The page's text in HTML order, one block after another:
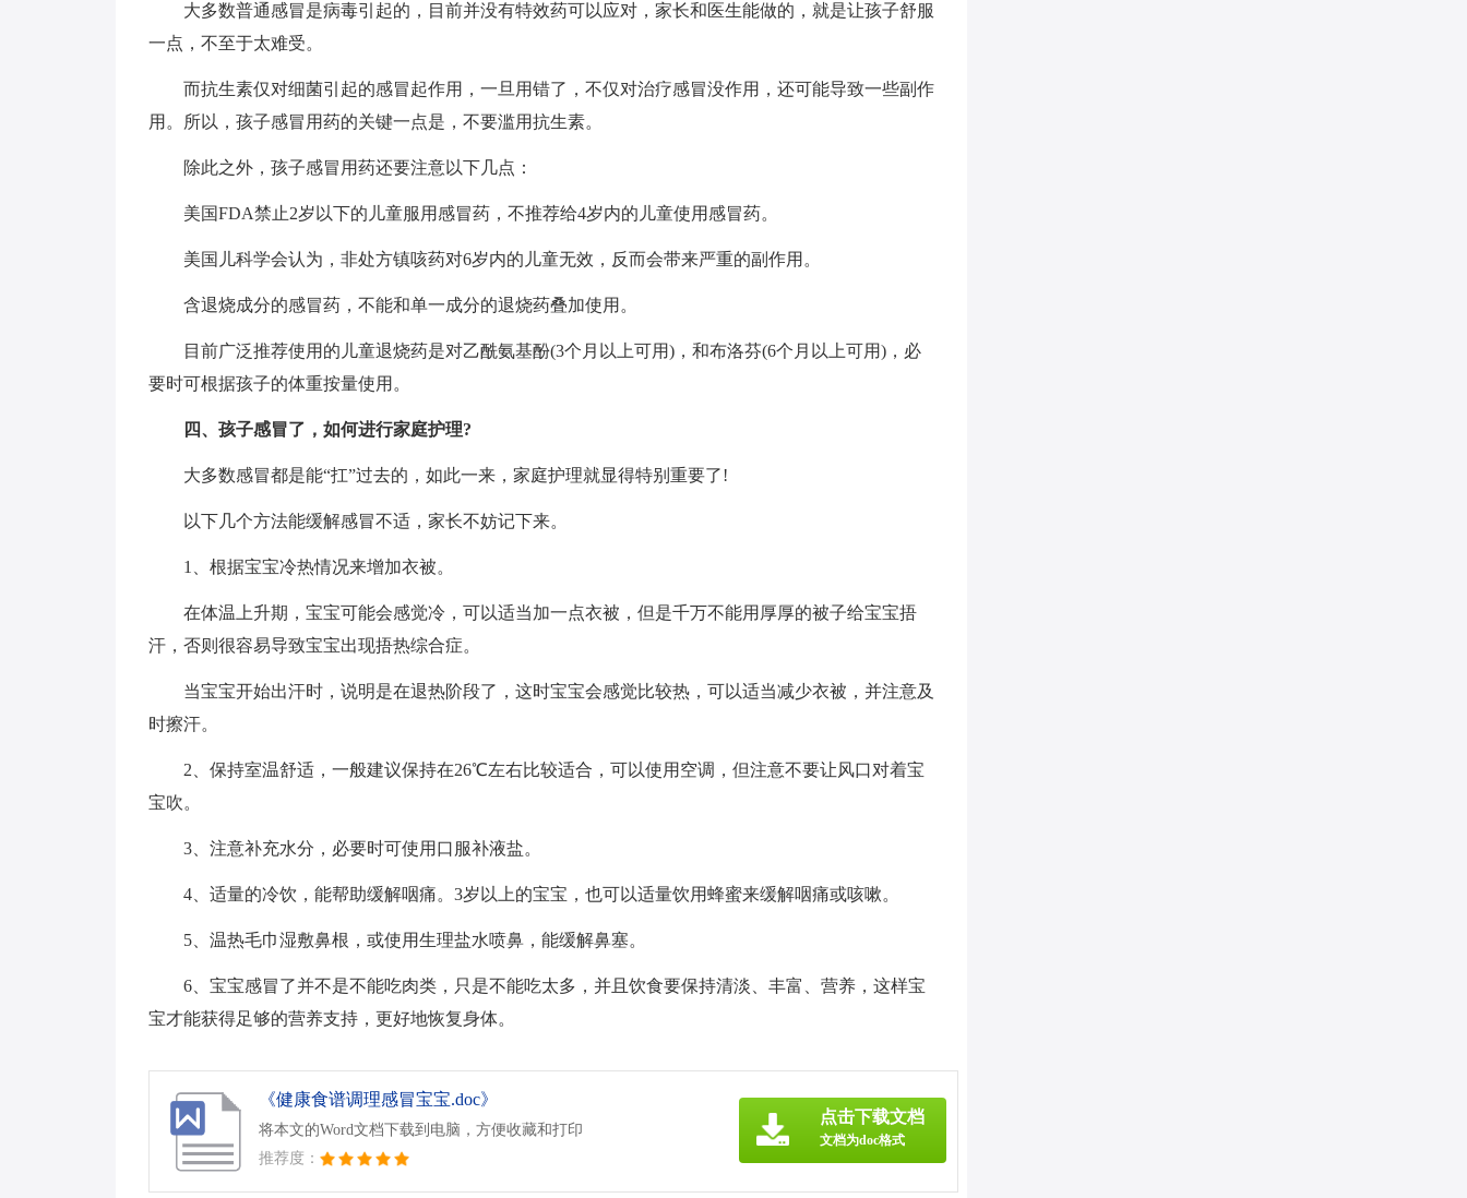
大多数普通感冒是病毒引起的，目前并没有特效药可以应对，家长和医生能做的，就是让孩子舒服
一点，不至于太难受。
而抗生素仅对细菌引起的感冒起作用，一旦用错了，不仅对治疗感冒没作用，还可能导致一些副作
用。所以，孩子感冒用药的关键一点是，不要滥用抗生素。
除此之外，孩子感冒用药还要注意以下几点：
美国FDA禁止2岁以下的儿童服用感冒药，不推荐给4岁内的儿童使用感冒药。
美国儿科学会认为，非处方镇咳药对6岁内的儿童无效，反而会带来严重的副作用。
含退烧成分的感冒药，不能和单一成分的退烧药叠加使用。
目前广泛推荐使用的儿童退烧药是对乙酰氨基酚(3个月以上可用)，和布洛芬(6个月以上可用)，必
要时可根据孩子的体重按量使用。
四、孩子感冒了，如何进行家庭护理?
大多数感冒都是能“扛”过去的，如此一来，家庭护理就显得特别重要了!
以下几个方法能缓解感冒不适，家长不妨记下来。
1、根据宝宝冷热情况来增加衣被。
在体温上升期，宝宝可能会感觉冷，可以适当加一点衣被，但是千万不能用厚厚的被子给宝宝捂
汗，否则很容易导致宝宝出现捂热综合症。
当宝宝开始出汗时，说明是在退热阶段了，这时宝宝会感觉比较热，可以适当减少衣被，并注意及
时擦汗。
2、保持室温舒适，一般建议保持在26℃左右比较适合，可以使用空调，但注意不要让风口对着宝
宝吹。
3、注意补充水分，必要时可使用口服补液盐。
4、适量的冷饮，能帮助缓解咽痛。3岁以上的宝宝，也可以适量饮用蜂蜜来缓解咽痛或咳嗽。
5、温热毛巾湿敷鼻根，或使用生理盐水喷鼻，能缓解鼻塞。
6、宝宝感冒了并不是不能吃肉类，只是不能吃太多，并且饮食要保持清淡、丰富、营养，这样宝
宝才能获得足够的营养支持，更好地恢复身体。
《健康食谱调理感冒宝宝.doc》
将本文的Word文档下载到电脑，方便收藏和打印
推荐度：
点击下载文档
文档为doc格式